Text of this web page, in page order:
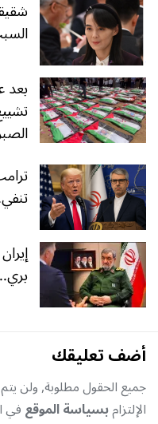
أضف تعليقك
جميع الحقول مطلوبة, ولن
الإلتزامبسياسة الموقعفي